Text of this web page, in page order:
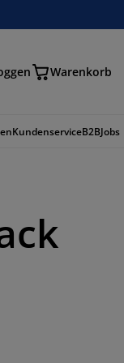
Warenkorb
KundenserviceB2BJobs